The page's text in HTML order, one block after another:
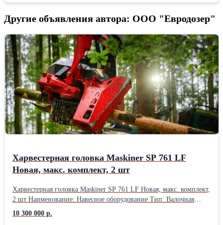
Другие объявления автора: ООО "Евродозер"
Харвестерная головка Maskiner SP 761 LF
Новая, макс. комплект, 2 шт
Харвестерная головка Maskiner SP 761 LF Новая, макс. комплект,
2 шт Наименование: Навесное оборудование Тип: Валочная
лесозаготовительная Вид: Харвестерная головка для первичной
обработки древесины Марка / модель: MASKINER SP 761 LF Год
10 300 000 р.